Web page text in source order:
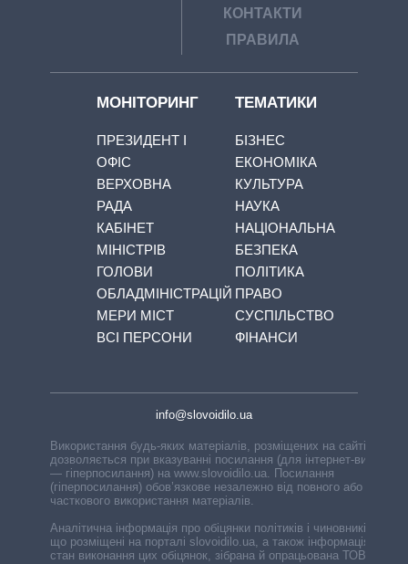
КОНТАКТИ
ПРАВИЛА
МОНІТОРИНГ
ПРЕЗИДЕНТ І
ОФІС
ВЕРХОВНА
РАДА
КАБІНЕТ
МІНІСТРІВ
ГОЛОВИ
ОБЛАДМІНІСТРАЦІЙ
МЕРИ МІСТ
ВСІ ПЕРСОНИ
ТЕМАТИКИ
БІЗНЕС
ЕКОНОМІКА
КУЛЬТУРА
НАУКА
НАЦІОНАЛЬНА
БЕЗПЕКА
ПОЛІТИКА
ПРАВО
СУСПІЛЬСТВО
ФІНАНСИ
info@slovoidilo.ua
Використання будь-яких матеріалів, розміщених на сайті,
дозволяється при вказуванні посилання (для інтернет-видань
— гіперпосилання) на www.slovoidilo.ua. Посилання
(гіперпосилання) обов’язкове незалежно від повного або
часткового використання матеріалів.
Аналітична інформація про обіцянки політиків і чиновників,
що розміщені на порталі slovoidilo.ua, а також інформація про
стан виконання цих обіцянок, зібрана й опрацьована ТОВ «ІА